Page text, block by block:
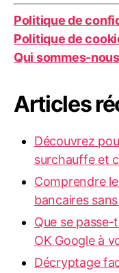
Politique de
Politique de
Qui sommes-
Articles
Découvrez
surchauffe et
Comprendre
bancaires
Que se
OK Google à
Décryptage